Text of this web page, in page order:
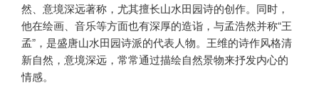
然、意境深远著称，尤其擅长山水田园诗的创作。同时，
他在绘画、音乐等方面也有深厚的造诣，与孟浩然并称“王
孟”，是盛唐山水田园诗派的代表人物。王维的诗作风格清
新自然，意境深远，常常通过描绘自然景物来抒发内心的
情感。